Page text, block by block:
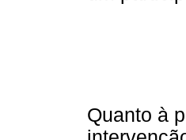
Quanto à